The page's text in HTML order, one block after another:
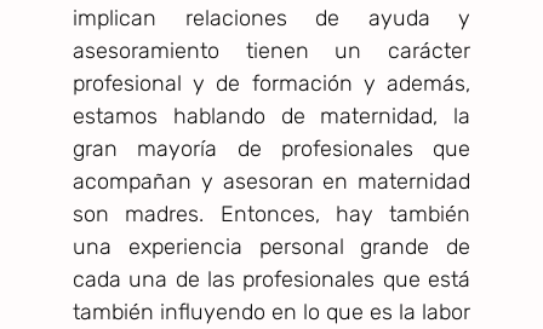
implican relaciones de ayuda y
asesoramiento tienen un carácter
profesional y de formación y además,
estamos hablando de maternidad, la
gran mayoría de profesionales que
acompañan y asesoran en maternidad
son madres. Entonces, hay también
una experiencia personal grande de
cada una de las profesionales que está
también influyendo en lo que es la labor